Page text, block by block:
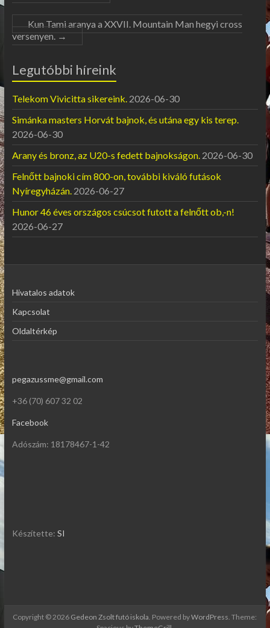
Kun Tami aranya a XXVII. Mountain Man hegyi cross
versenyen.→
Legutóbbi híreink
Telekom Vivicitta sikereink. 2026-06-30
Simánka masters Horvát bajnok, és utána egy kis terep.
2026-06-30
Arany és bronz, az U20-s fedett bajnokságon. 2026-06-30
Felnőtt bajnoki cím 800-on, további kiváló futások
Nyíregyházán. 2026-06-27
Hunor 46 éves országos csúcsot futott a felnőtt ob,-n!
2026-06-27
Hivatalos adatok
Kapcsolat
Oldaltérkép
pegazussme@gmail.com
+36 (70) 607 32 02
Facebook
Adószám: 18178467-1-42
Készítette: SI
Copyright © 2026 Gedeon Zsolt futó iskola. Powered byWordPress. Theme: